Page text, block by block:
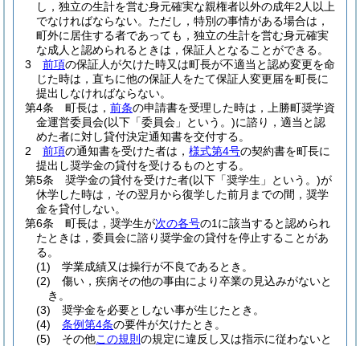
し，独立の生計を営む身元確実な親権者以外の成年2人以上
でなければならない。 ただし，特別の事情がある場合は，
町外に居住する者であっても，独立の生計を営む身元確実
な成人と認められるときは，保証人となることができる。
3
前項の保証人が欠けた時又は町長が不適当と認め変更を命
じた時は，直ちに他の保証人をたて保証人変更届を町長に
提出しなければならない。
第4条
町長は， 前条の申請書を受理した時は，上勝町奨学資
金運営委員会(以下「委員会」という。)に諮り，適当と認
めた者に対し貸付決定通知書を交付する。
2
前項の通知書を受けた者は， 様式第4号の契約書を町長に
提出し奨学金の貸付を受けるものとする。
第5条
奨学金の貸付を受けた者(以下「奨学生」という。)が
休学した時は，その翌月から復学した前月までの間，奨学
金を貸付しない。
第6条
町長は，奨学生が次の各号の1に該当すると認められ
たときは，委員会に諮り奨学金の貸付を停止することがあ
る。
(1)
学業成績又は操行が不良であるとき。
(2)
傷い，疾病その他の事由により卒業の見込みがないと
き。
(3)
奨学金を必要としない事が生じたとき。
(4)
条例第4条の要件が欠けたとき。
(5)
その他この規則 の規定に違反し又は指示に従わないと